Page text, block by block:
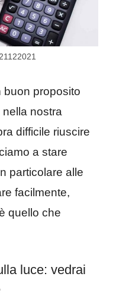
buon proposito
nostra
difficile riuscire
a stare
particolare alle
facilmente,
quello che
luce: vedrai